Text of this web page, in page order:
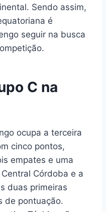
Sendo assim,
é
seguir na busca
C na
ocupa a terceira
cinco pontos,
empates e uma
Córdoba e a
duas primeiras
de pontuação.